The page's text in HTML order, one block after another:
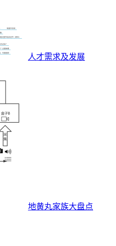
人才需求及发展
地黄丸家族大盘点